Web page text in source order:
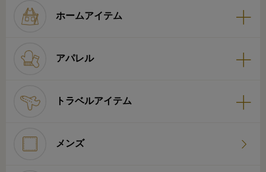
ホームアイテム
アパレル
トラベルアイテム
メンズ